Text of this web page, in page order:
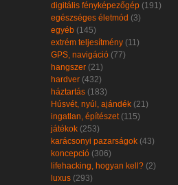
digitális fényképezőgép (191)
egészséges életmód (3)
egyéb (145)
extrém teljesítmény (11)
GPS, navigáció (77)
hangszer (21)
hardver (432)
háztartás (183)
Húsvét, nyúl, ajándék (21)
ingatlan, építészet(115)
játékok (253)
karácsonyi pazarságok (43)
koncepció (306)
lifehacking, hogyan kell? (2)
luxus (293)